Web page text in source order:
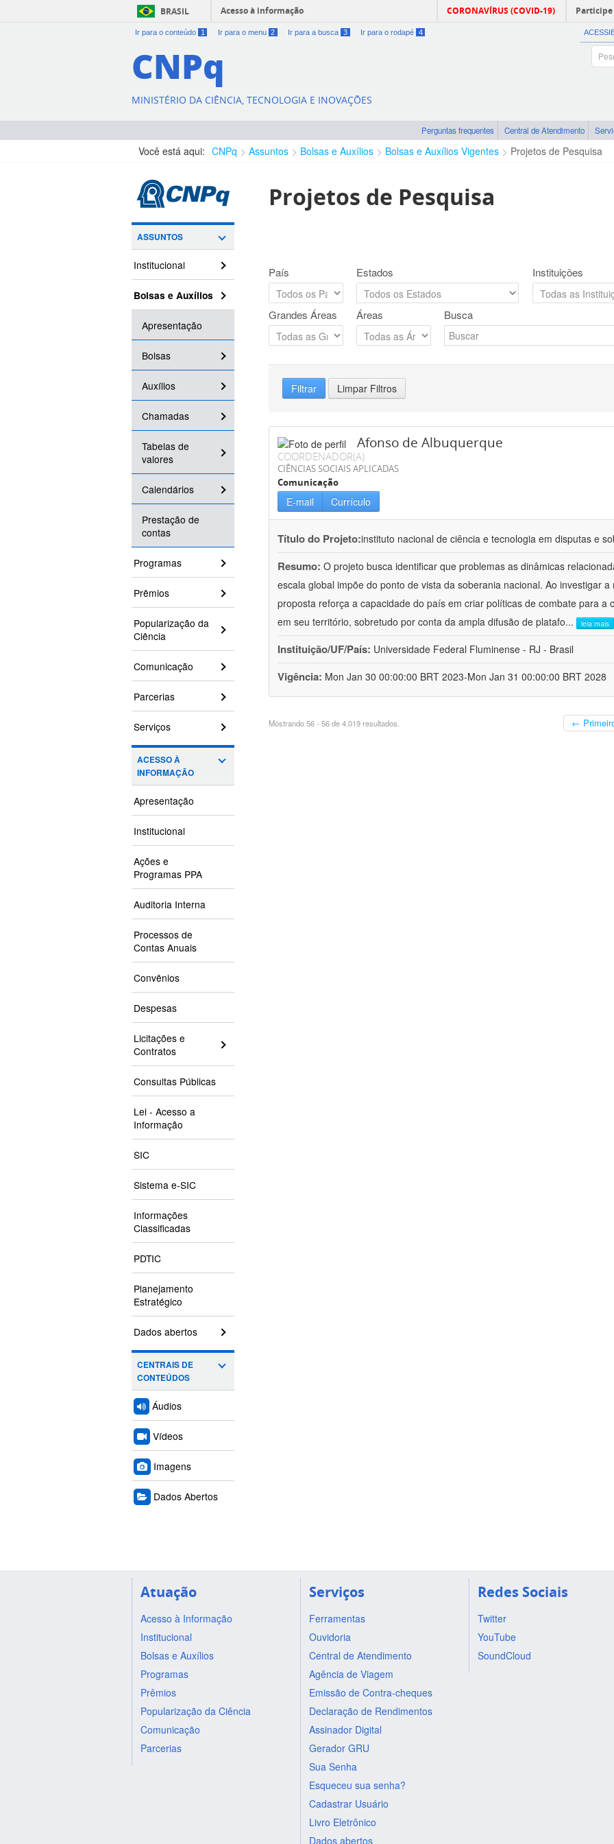
BRASIL Acesso à informação CORONAVÍRUS (COVID-19) Participe
Ir para o conteúdo 1 Ir para o menu 2 Ir para a busca 3 Ir para o rodapé 4
CNPq
MINISTÉRIO DA CIÊNCIA, TECNOLOGIA E INOVAÇÕES
Perguntas frequentes Central de Atendimento
Você está aqui: CNPq Assuntos Bolsas e Auxílios Bolsas e Auxílios Vigentes Projetos de Pesquisa
ASSUNTOS
Institucional
Bolsas e Auxílios
Apresentação
Bolsas
Auxílios
Chamadas
Tabelas de
valores
Calendários
Prestação de
contas
Programas
Prêmios
Popularização da
Ciência
Comunicação
Parcerias
Serviços
ACESSO À
INFORMAÇÃO
Apresentação
Institucional
Ações e
Programas PPA
Auditoria Interna
Processos de
Contas Anuais
Convênios
Despesas
Licitações e
Contratos
Consultas Públicas
Lei - Acesso a
Informação
SIC
Sistema e-SIC
Informações
Classificadas
PDTIC
Planejamento
Estratégico
Dados abertos
CENTRAIS DE
CONTEÚDOS
Áudios
Vídeos
Imagens
Dados Abertos
Projetos de Pesquisa
País Estados Instituições
Grandes Áreas Áreas Busca
Filtrar Limpar Filtros
Afonso de Albuquerque
COORDENADOR(A)
CIÊNCIAS SOCIAIS APLICADAS
Comunicação
E-mail Currículo
Título do Projeto:instituto nacional de ciência e tecnologia em disputas e
Resumo: O projeto busca identificar que problemas as dinâmicas
escala global impõe do ponto de vista da soberania nacional. Ao investigar
proposta reforça a capacidade do país em criar políticas de combate para a
em seu território, sobretudo por conta da ampla difusão de platafo... leia mais
Instituição/UF/País: Universidade Federal Fluminense - RJ - Brasil
Vigência: Mon Jan 30 00:00:00 BRT 2023-Mon Jan 31 00:00:00 BRT 2028
Mostrando 56 - 56 de 4.019 resultados. ←
Atuação
Acesso à Informação
Institucional
Bolsas e Auxílios
Programas
Prêmios
Popularização da Ciência
Comunicação
Parcerias
Serviços
Ferramentas
Ouvidoria
Central de Atendimento
Agência de Viagem
Emissão de Contra-cheques
Declaração de Rendimentos
Assinador Digital
Gerador GRU
Sua Senha
Esqueceu sua senha?
Cadastrar Usuário
Livro Eletrônico
Dados abertos
Redes Sociais
Twitter
YouTube
SoundCloud